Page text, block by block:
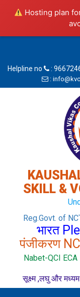
Hosting plan
Helpline no :
:
SKILL &
Reg.Govt. of
भारत
पंजीकरण
Nabet-QCI ECA
सूक्ष्म ,लघु और मध्यम